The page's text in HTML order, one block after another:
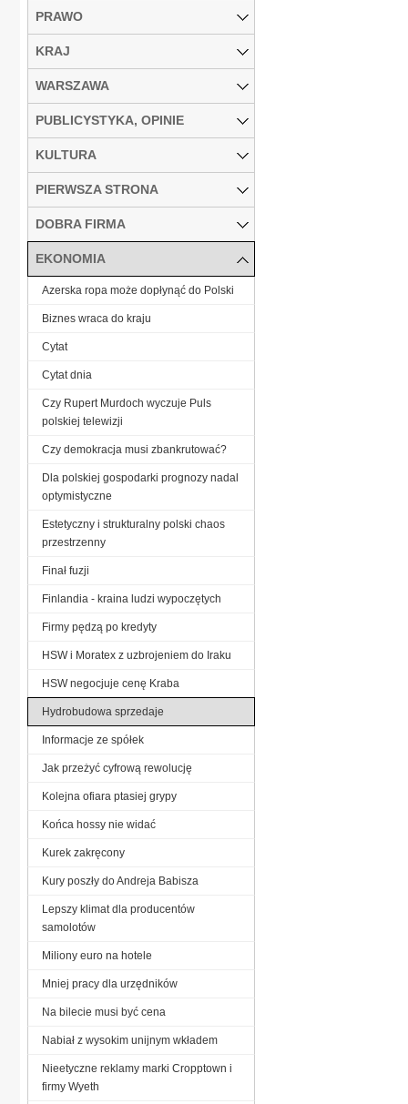
PRAWO
KRAJ
WARSZAWA
PUBLICYSTYKA, OPINIE
KULTURA
PIERWSZA STRONA
DOBRA FIRMA
EKONOMIA
Azerska ropa może dopłynąć do Polski
Biznes wraca do kraju
Cytat
Cytat dnia
Czy Rupert Murdoch wyczuje Puls
polskiej telewizji
Czy demokracja musi zbankrutować?
Dla polskiej gospodarki prognozy nadal
optymistyczne
Estetyczny i strukturalny polski chaos
przestrzenny
Finał fuzji
Finlandia - kraina ludzi wypoczętych
Firmy pędzą po kredyty
HSW i Moratex z uzbrojeniem do Iraku
HSW negocjuje cenę Kraba
Hydrobudowa sprzedaje
Informacje ze spółek
Jak przeżyć cyfrową rewolucję
Kolejna ofiara ptasiej grypy
Końca hossy nie widać
Kurek zakręcony
Kury poszły do Andreja Babisza
Lepszy klimat dla producentów
samolotów
Miliony euro na hotele
Mniej pracy dla urzędników
Na bilecie musi być cena
Nabiał z wysokim unijnym wkładem
Nieetyczne reklamy marki Cropptown i
firmy Wyeth